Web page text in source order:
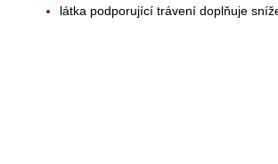
látka podporující trávení doplňuje